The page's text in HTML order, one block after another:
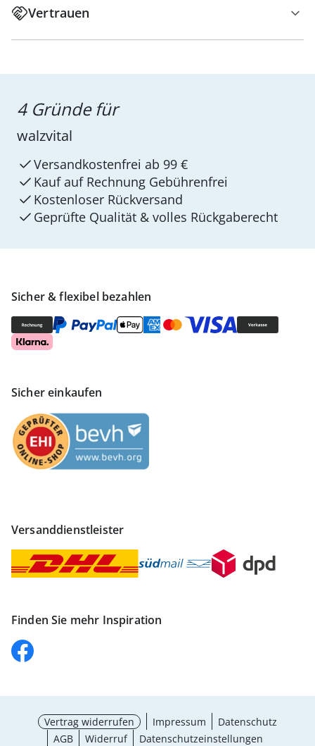
Vertrauen
Sicher & flexibel bezahlen
Sicher einkaufen
Versanddienstleister
Finden Sie mehr Inspiration
4 Gründe für
walzvital
Versandkostenfrei ab 99 €
Kauf auf Rechnung Gebührenfrei
Kostenloser Rückversand
Geprüfte Qualität & volles Rückgaberecht
Vertrag widerrufen Impressum
Datenschutz
AGB
Widerruf Datenschutzeinstellungen